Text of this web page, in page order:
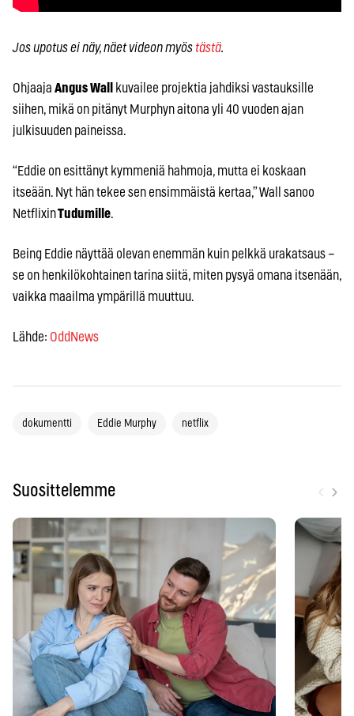
Jos upotus ei näy, näet videon myös tästä.
Ohjaaja Angus Wall
kuvailee projektia jahdiksi vastauksille
siihen, mikä on pitänyt Murphyn aitona yli 40 vuoden ajan
julkisuuden paineissa.
“Eddie on esittänyt kymmeniä hahmoja, mutta ei koskaan
itseään. Nyt hän tekee sen ensimmäistä kertaa,” Wall sanoo
NetflixinTudumille.
Being Eddie näyttää olevan enemmän kuin pelkkä urakatsaus –
se on henkilökohtainen tarina siitä, miten pysyä omana itsenään,
vaikka maailma ympärillä muuttuu.
Lähde: OddNews
dokumentti Eddie Murphy netflix
Suosittelemme ›